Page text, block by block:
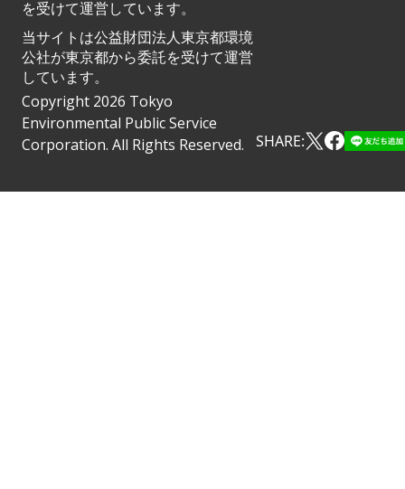
を受けて運営しています。
当サイトは公益財団法人東京都環境
公社が東京都から委託を受けて運営
しています。
Copyright 2026 Tokyo
Environmental Public Service
Corporation. All Rights Reserved.
SHARE: